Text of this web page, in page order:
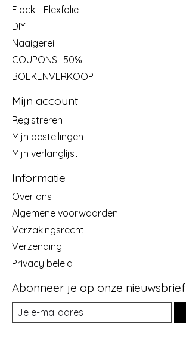
Flock - Flexfolie
DIY
Naaigerei
COUPONS -50%
BOEKENVERKOOP
Mijn account
Registreren
Mijn bestellingen
Mijn verlanglijst
Informatie
Over ons
Algemene voorwaarden
Verzakingsrecht
Verzending
Privacy beleid
Abonneer je op onze nieuwsbrief